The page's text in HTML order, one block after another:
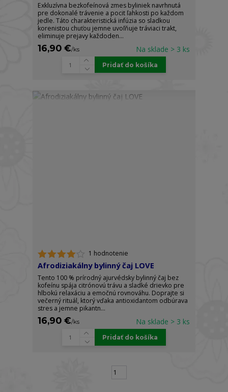
Exkluzívna bezkofeínová zmes byliniek navrhnutá
pre dokonalé trávenie a pocit ľahkosti po každom
jedle. Táto charakteristická infúzia so sladkou
korenistou chuťou jemne uvoľňuje tráviaci trakt,
eliminuje prejavy každoden...
16,90 €/ks Na sklade > 3 ks
Pridať do košíka
1 hodnotenie
Afrodiziakálny bylinný čaj LOVE
Tento 100 % prírodný ajurvédsky bylinný čaj bez
kofeínu spája citrónovú trávu a sladké drievko pre
hlbokú relaxáciu a emočnú rovnováhu. Doprajte si
večerný rituál, ktorý vďaka antioxidantom odbúrava
stres a jemne pikantn...
16,90 €/ks Na sklade > 3 ks
Pridať do košíka